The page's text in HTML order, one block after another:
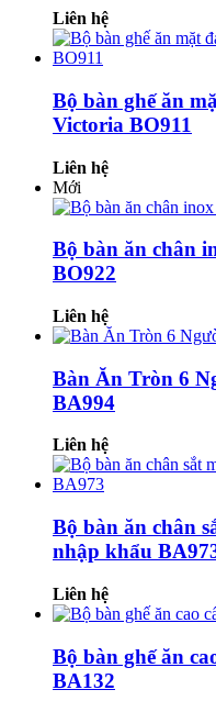
Liên hệ
Bộ bàn ghế ăn
Victoria BO911
Liên hệ
Mới
Bộ bàn ăn chân
BO922
Liên hệ
Bàn Ăn Tròn 6
BA994
Liên hệ
Bộ bàn ăn chân
nhập khẩu
Liên hệ
Bộ bàn ghế ăn
BA132